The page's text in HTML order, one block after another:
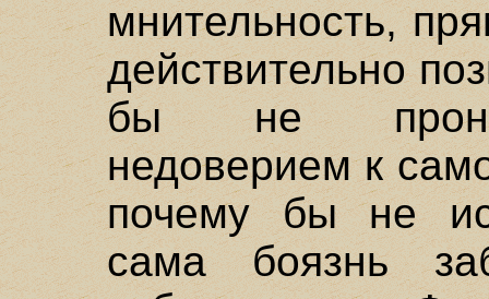
мнительность,
действительно
бы не
недоверием к
почему бы не
сама боязнь